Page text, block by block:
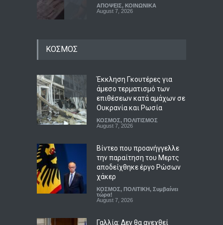
ΑΠΟΨΕΙΣ, ΚΟΙΝΩΝΙΚΑ
August 7, 2026
LIFESTYLE
ΠΟΛΙΤΙΣΜΟΣ
August 7, 2026
Από τους Λουδίτες στην
Τεχνητή Νοημοσύνη: Είναι
εχθροί της προόδου όσοι
LIFESTYLE,ΠΟΛΙΤΙΚΗ
August 7, 2026
ΚΟΣΜΟΣ
Έκκληση Γκουτέρες για
άμεσο τερματισμό των
επιθέσεων κατά αμάχων σε
Ουκρανία και Ρωσία
ΚΟΣΜΟΣ, ΠΟΛΙΤΙΣΜΟΣ
August 7, 2026
Βίντεο που προανήγγελλε
την παραίτηση του Μερτς
αποδείχθηκε έργο Ρώσων
χάκερ
ΚΟΣΜΟΣ, ΠΟΛΙΤΙΚΗ, Συμβαίνει
τώρα!
August 7, 2026
Γαλλία: Δεν θα ανεχθεί